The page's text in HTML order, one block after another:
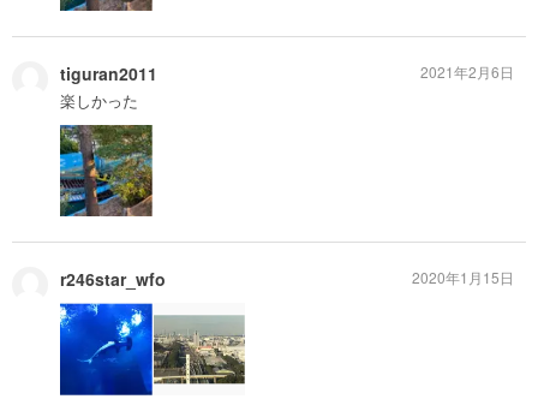
tiguran2011
楽しかった
2021年2月6日
r246star_wfo 2020年1月15日